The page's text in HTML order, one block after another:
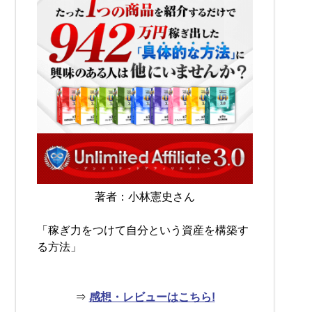
著者：小林憲史さん
「稼ぎ力をつけて自分という資産を構築す
る方法」
⇒ 感想・レビューはこちら!